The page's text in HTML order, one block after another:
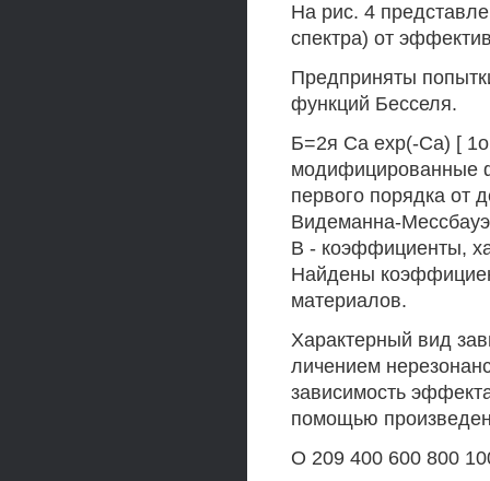
На рис. 4
спектра) от
Предприняты
функций Бесселя.
Б=2я Са ехр(-Са) [
модифицированные
первого порядка от
Видеманна-
В - коэффициенты,
Найдены
материалов.
Характерный вид
личением
зависимость
помощью
О 209 400 600 800